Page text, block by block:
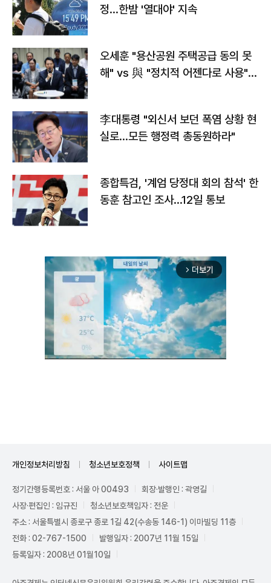
정…한밤 '열대야' 지속
오세훈 "용산공원 주택공급 동의 못
해" vs 與 "정치적 어젠다로 사용"
李대통령 "외신서 보던 폭염 상황 현
실로…모든 행정력 총동원하라"
종합특검, '계엄 당정대 회의 참석' 한
동훈 참고인 조사...12일 통보
arrow_forward_ios 더보기
개인정보처리방침 청소년보호정책 사이트맵
정기간행등록번호 : 서울 아 00493
회장·발행인 : 곽영길
사장·편집인 : 임규진
청소년보호책임자 : 전운
주소 : 서울특별시 종로구 종로 1길 42(수송동 146-1) 이마빌딩 11층
전화 : 02-767-1500
발행일자 : 2007년 11월 15일
등록일자 : 2008년 01월10일